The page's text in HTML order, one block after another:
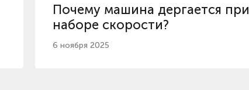
Почему машина дергается при
наборе скорости?
6 ноября 2025